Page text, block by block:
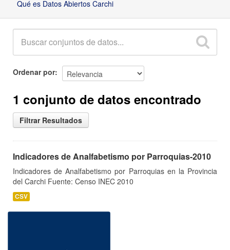
Qué es Datos Abiertos Carchi
Ordenar por
1 conjunto de datos encontrado
Filtrar Resultados
Indicadores de Analfabetismo por Parroquias-2010
Indicadores de Analfabetismo por Parroquias en la Provincia
del Carchi Fuente: Censo INEC 2010
CSV